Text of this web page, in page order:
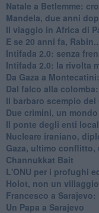
Natale a Betlemme:
Mandela, due anni
Il viaggio in Africa di
E se 20 anni fa,
Intifada 2.0: senza
Intifada 2.0: la rivolta
Da Gaza a
Dal falco alla
Il barbaro scempio
Due crimini, un
Il ponte degli enti
Nucleare iraniano,
Gaza, ultimo conflitto,
Channukkat Bait
L'ONU per i profughi
Holot, non un
Francesco a
Un Papa a Sarajevo